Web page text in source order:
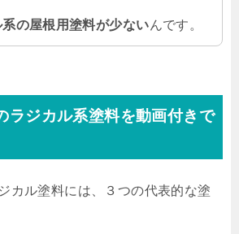
系の屋根用塗料が少ないんです。
ラジカル系塗料を動画付きで
カル塗料には、３つの代表的な塗